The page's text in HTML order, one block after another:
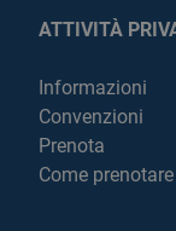
ATTIVITÀ
Informazioni
Convenzioni
Prenota
Come prenotare